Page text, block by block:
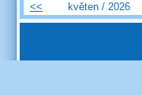
<<
květen / 2026